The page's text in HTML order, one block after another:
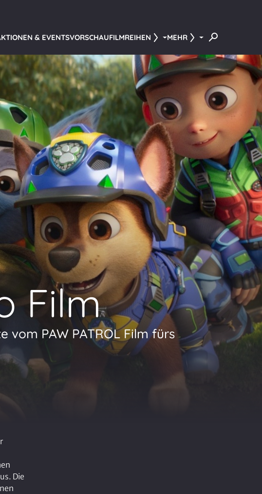
& EVENTSVORSCHAUFILMREIHEN MEHR
Film
PAW PATROL Film fürs
Die